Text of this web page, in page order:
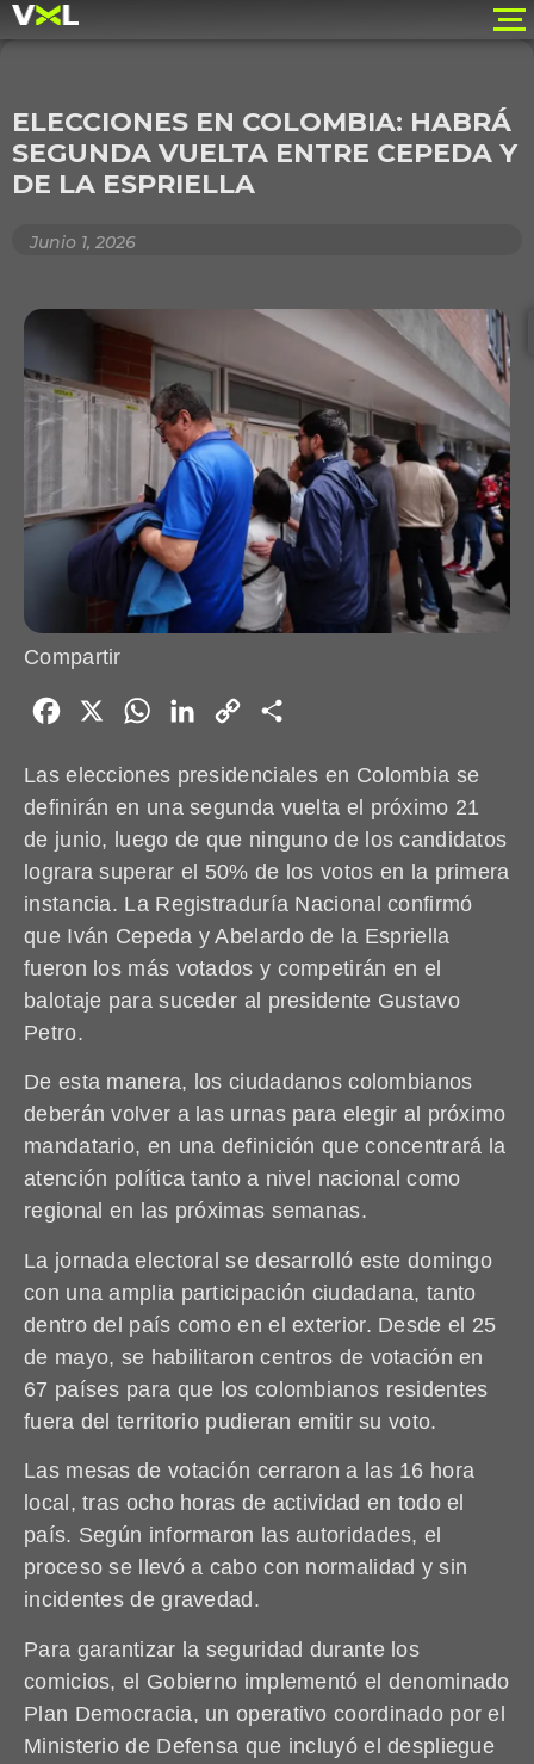
ELECCIONES EN COLOMBIA: HABRÁ
SEGUNDA VUELTA ENTRE CEPEDA Y
DE LA ESPRIELLA
Junio 1, 2026
Compartir
Facebook WhatsAppLinkedIn
Copy
Las elecciones presidenciales en Colombia se
definirán en una segunda vuelta el próximo 21
de junio, luego de que ninguno de los candidatos
lograra superar el 50% de los votos en la primera
instancia. La Registraduría Nacional confirmó
que Iván Cepeda y Abelardo de la Espriella
fueron los más votados y competirán en el
balotaje para suceder al presidente Gustavo
Petro.
De esta manera, los ciudadanos colombianos
deberán volver a las urnas para elegir al próximo
mandatario, en una definición que concentrará la
atención política tanto a nivel nacional como
regional en las próximas semanas.
La jornada electoral se desarrolló este domingo
con una amplia participación ciudadana, tanto
dentro del país como en el exterior. Desde el 25
de mayo, se habilitaron centros de votación en
67 países para que los colombianos residentes
fuera del territorio pudieran emitir su voto.
Las mesas de votación cerraron a las 16 hora
local, tras ocho horas de actividad en todo el
país. Según informaron las autoridades, el
proceso se llevó a cabo con normalidad y sin
incidentes de gravedad.
Para garantizar la seguridad durante los
comicios, el Gobierno implementó el denominado
Plan Democracia, un operativo coordinado por el
Ministerio de Defensa que incluyó el despliegue